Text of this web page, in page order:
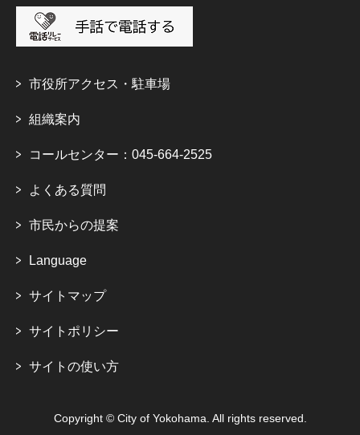
市役所アクセス・駐車場
組織案内
コールセンター：045-664-2525
よくある質問
市民からの提案
Language
サイトマップ
サイトポリシー
サイトの使い方
Copyright © City of Yokohama. All rights reserved.